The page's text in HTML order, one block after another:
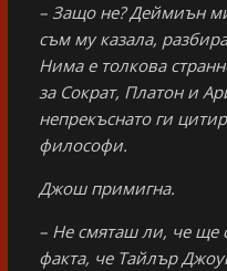
– Защо не? Деймиън
съм му казала,
Нима е толкова
за Сократ, Платон и
непрекъснато ги
философи.
Джош примигна.
– Не смяташ ли, че ще
факта, че Тайлър